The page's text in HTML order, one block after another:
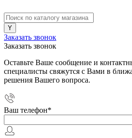
Заказать звонок
Заказать звонок
Оставьте Ваше сообщение и
специалисты свяжутся с Вами в
решения Вашего вопроса.
Ваш телефон*